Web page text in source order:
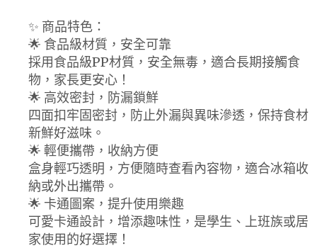
✨ 商品特色：
🌟 食品級材質，安全可靠
採用食品級PP材質，安全無毒，適合長期接觸食
物，家長更安心！
🌟 高效密封，防漏鎖鮮
四面扣牢固密封，防止外漏與異味滲透，保持食材
新鮮好滋味。
🌟 輕便攜帶，收納方便
盒身輕巧透明，方便隨時查看內容物，適合冰箱收
納或外出攜帶。
🌟 卡通圖案，提升使用樂趣
可愛卡通設計，增添趣味性，是學生、上班族或居
家使用的好選擇！